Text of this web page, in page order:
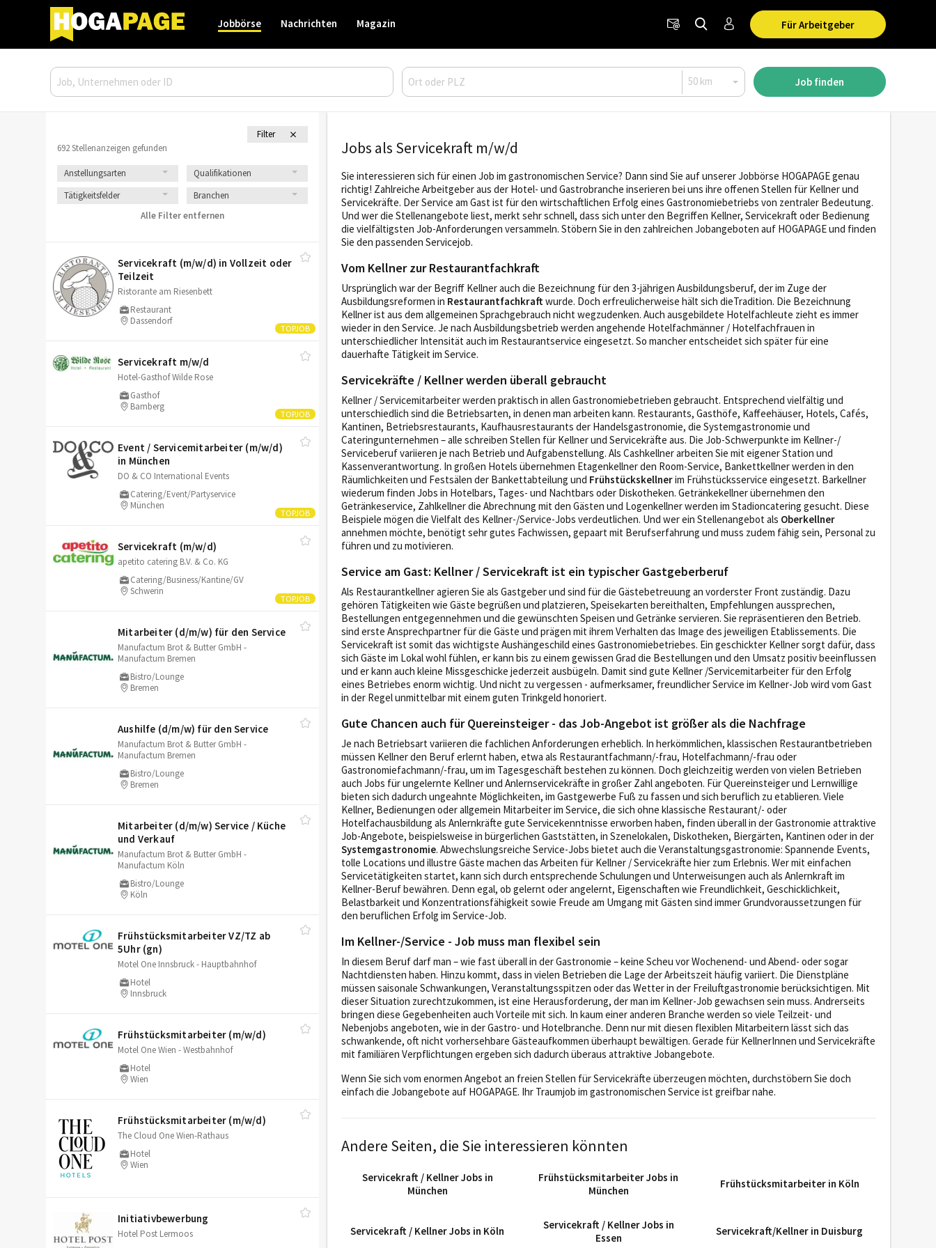
Für Arbeitgeber
Jobbörse Nachrichten Magazin
Job finden
Filter
692 Stellenanzeigen gefunden
Anstellungsarten
Qualifikationen
Tätigkeitsfelder
Branchen
Alle Filter entfernen
Servicekraft (m/​w/​d) in Vollzeit oder
Teilzeit
Ristorante am Riesenbett
Restaurant
Dassendorf
Servicekraft m/​w/​d
Hotel-Gasthof Wilde Rose
Gasthof
Bamberg
Event /​ Servicemitarbeiter (m/​w/​d)
in München
DO & CO International Events
Catering/Event/Partyservice
München
Servicekraft (m/​w/​d)
apetito catering B.V. & Co. KG
Catering/Business/Kantine/GV
Schwerin
Mitarbeiter (d/​m/​w) für den Service
Manufactum Brot & Butter GmbH -
Manufactum Bremen
Bistro/Lounge
Bremen
Aushilfe (d/​m/​w) für den Service
Manufactum Brot & Butter GmbH -
Manufactum Bremen
Bistro/Lounge
Bremen
Mitarbeiter (d/​m/​w) Service /​ Küche
und Verkauf
Manufactum Brot & Butter GmbH -
Manufactum Köln
Bistro/Lounge
Köln
Frühstücksmitarbeiter VZ/​TZ ab
5Uhr (gn)
Motel One Innsbruck - Hauptbahnhof
Hotel
Innsbruck
Frühstücksmitarbeiter (m/​w/​d)
Motel One Wien - Westbahnhof
Hotel
Wien
Frühstücksmitarbeiter (m/​w/​d)
The Cloud One Wien-Rathaus
Hotel
Wien
Initiativbewerbung
Hotel Post Lermoos
Jobs als Servicekraft m/w/d
Sie interessieren sich für einen Job im gastronomischen Service? Dann sind Sie auf unserer Jobbörse HOGAPAGE genau
richtig! Zahlreiche Arbeitgeber aus der Hotel- und Gastrobranche inserieren bei uns ihre offenen Stellen für Kellner und
Servicekräfte. Der Service am Gast ist für den wirtschaftlichen Erfolg eines Gastronomiebetriebs von zentraler Bedeutung.
Und wer die Stellenangebote liest, merkt sehr schnell, dass sich unter den Begriffen Kellner, Servicekraft oder Bedienung
die vielfältigsten Job-Anforderungen versammeln. Stöbern Sie in den zahlreichen Jobangeboten auf HOGAPAGE und finden
Sie den passenden Servicejob.
Vom Kellner zur Restaurantfachkraft
Ursprünglich war der Begriff Kellner auch die Bezeichnung für den 3-jährigen Ausbildungsberuf, der im Zuge der
Ausbildungsreformen in Restaurantfachkraft wurde. Doch erfreulicherweise hält sich dieTradition. Die Bezeichnung
Kellner ist aus dem allgemeinen Sprachgebrauch nicht wegzudenken. Auch ausgebildete Hotelfachleute zieht es immer
wieder in den Service. Je nach Ausbildungsbetrieb werden angehende Hotelfachmänner / Hotelfachfrauen in
unterschiedlicher Intensität auch im Restaurantservice eingesetzt. So mancher entscheidet sich später für eine
dauerhafte Tätigkeit im Service.
Servicekräfte / Kellner werden überall gebraucht
Kellner / Servicemitarbeiter werden praktisch in allen Gastronomiebetrieben gebraucht. Entsprechend vielfältig und
unterschiedlich sind die Betriebsarten, in denen man arbeiten kann. Restaurants, Gasthöfe, Kaffeehäuser, Hotels, Cafés,
Kantinen, Betriebsrestaurants, Kaufhausrestaurants der Handelsgastronomie, die Systemgastronomie und
Cateringunternehmen – alle schreiben Stellen für Kellner und Servicekräfte aus. Die Job-Schwerpunkte im Kellner-/
Serviceberuf variieren je nach Betrieb und Aufgabenstellung. Als Cashkellner arbeiten Sie mit eigener Station und
Kassenverantwortung. In großen Hotels übernehmen Etagenkellner den Room-Service, Bankettkellner werden in den
Räumlichkeiten und Festsälen der Bankettabteilung und Frühstückskellnerim Frühstücksservice eingesetzt. Barkellner
wiederum finden Jobs in Hotelbars, Tages- und Nachtbars oder Diskotheken. Getränkekellner übernehmen den
Getränkeservice, Zahlkellner die Abrechnung mit den Gästen und Logenkellner werden im Stadioncatering gesucht. Diese
Beispiele mögen die Vielfalt des Kellner-/Service-Jobs verdeutlichen. Und wer ein Stellenangebot als Oberkellner
annehmen möchte, benötigt sehr gutes Fachwissen, gepaart mit Berufserfahrung und muss zudem fähig sein, Personal zu
führen und zu motivieren.
Service am Gast: Kellner / Servicekraft ist ein typischer Gastgeberberuf
Als Restaurantkellner agieren Sie als Gastgeber und sind für die Gästebetreuung an vorderster Front zuständig. Dazu
gehören Tätigkeiten wie Gäste begrüßen und platzieren, Speisekarten bereithalten, Empfehlungen aussprechen,
Bestellungen entgegennehmen und die gewünschten Speisen und Getränke servieren. Sie repräsentieren den Betrieb.
sind erste Ansprechpartner für die Gäste und prägen mit ihrem Verhalten das Image des jeweiligen Etablissements. Die
Servicekraft ist somit das wichtigste Aushängeschild eines Gastronomiebetriebes. Ein geschickter Kellner sorgt dafür, dass
sich Gäste im Lokal wohl fühlen, er kann bis zu einem gewissen Grad die Bestellungen und den Umsatz positiv beeinflussen
und er kann auch kleine Missgeschicke jederzeit ausbügeln. Damit sind gute Kellner /Servicemitarbeiter für den Erfolg
eines Betriebes enorm wichtig. Und nicht zu vergessen - aufmerksamer, freundlicher Service im Kellner-Job wird vom Gast
in der Regel unmittelbar mit einem guten Trinkgeld honoriert.
Gute Chancen auch für Quereinsteiger - das Job-Angebot ist größer als die Nachfrage
Je nach Betriebsart variieren die fachlichen Anforderungen erheblich. In herkömmlichen, klassischen Restaurantbetrieben
müssen Kellner den Beruf erlernt haben, etwa als Restaurantfachmann/-frau, Hotelfachmann/-frau oder
Gastronomiefachmann/-frau, um im Tagesgeschäft bestehen zu können. Doch gleichzeitig werden von vielen Betrieben
auch Jobs für ungelernte Kellner und Anlernservicekräfte in großer Zahl angeboten. Für Quereinsteiger und Lernwillige
bieten sich dadurch ungeahnte Möglichkeiten, im Gastgewerbe Fuß zu fassen und sich beruflich zu etablieren. Viele
Kellner, Bedienungen oder allgemein Mitarbeiter im Service, die sich ohne klassische Restaurant/- oder
Hotelfachausbildung als Anlernkräfte gute Servicekenntnisse erworben haben, finden überall in der Gastronomie attraktive
Job-Angebote, beispielsweise in bürgerlichen Gaststätten, in Szenelokalen, Diskotheken, Biergärten, Kantinen oder in der
Systemgastronomie. Abwechslungsreiche Service-Jobs bietet auch die Veranstaltungsgastronomie: Spannende Events,
tolle Locations und illustre Gäste machen das Arbeiten für Kellner / Servicekräfte hier zum Erlebnis. Wer mit einfachen
Servicetätigkeiten startet, kann sich durch entsprechende Schulungen und Unterweisungen auch als Anlernkraft im
Kellner-Beruf bewähren. Denn egal, ob gelernt oder angelernt, Eigenschaften wie Freundlichkeit, Geschicklichkeit,
Belastbarkeit und Konzentrationsfähigkeit sowie Freude am Umgang mit Gästen sind immer Grundvoraussetzungen für
den beruflichen Erfolg im Service-Job.
Im Kellner-/Service - Job muss man flexibel sein
In diesem Beruf darf man – wie fast überall in der Gastronomie – keine Scheu vor Wochenend- und Abend- oder sogar
Nachtdiensten haben. Hinzu kommt, dass in vielen Betrieben die Lage der Arbeitszeit häufig variiert. Die Dienstpläne
müssen saisonale Schwankungen, Veranstaltungsspitzen oder das Wetter in der Freiluftgastronomie berücksichtigen. Mit
dieser Situation zurechtzukommen, ist eine Herausforderung, der man im Kellner-Job gewachsen sein muss. Andrerseits
bringen diese Gegebenheiten auch Vorteile mit sich. In kaum einer anderen Branche werden so viele Teilzeit- und
Nebenjobs angeboten, wie in der Gastro- und Hotelbranche. Denn nur mit diesen flexiblen Mitarbeitern lässt sich das
schwankende, oft nicht vorhersehbare Gästeaufkommen überhaupt bewältigen. Gerade für KellnerInnen und Servicekräfte
mit familiären Verpflichtungen ergeben sich dadurch überaus attraktive Jobangebote.
Wenn Sie sich vom enormen Angebot an freien Stellen für Servicekräfte überzeugen möchten, durchstöbern Sie doch
einfach die Jobangebote auf HOGAPAGE. Ihr Traumjob im gastronomischen Service ist greifbar nahe.
Andere Seiten, die Sie interessieren könnten
Servicekraft / Kellner Jobs in
München
Frühstücksmitarbeiter Jobs in
München
Frühstücksmitarbeiter in Köln
Servicekraft / Kellner Jobs in Köln
Servicekraft / Kellner Jobs in
Essen
Servicekraft/Kellner in Duisburg